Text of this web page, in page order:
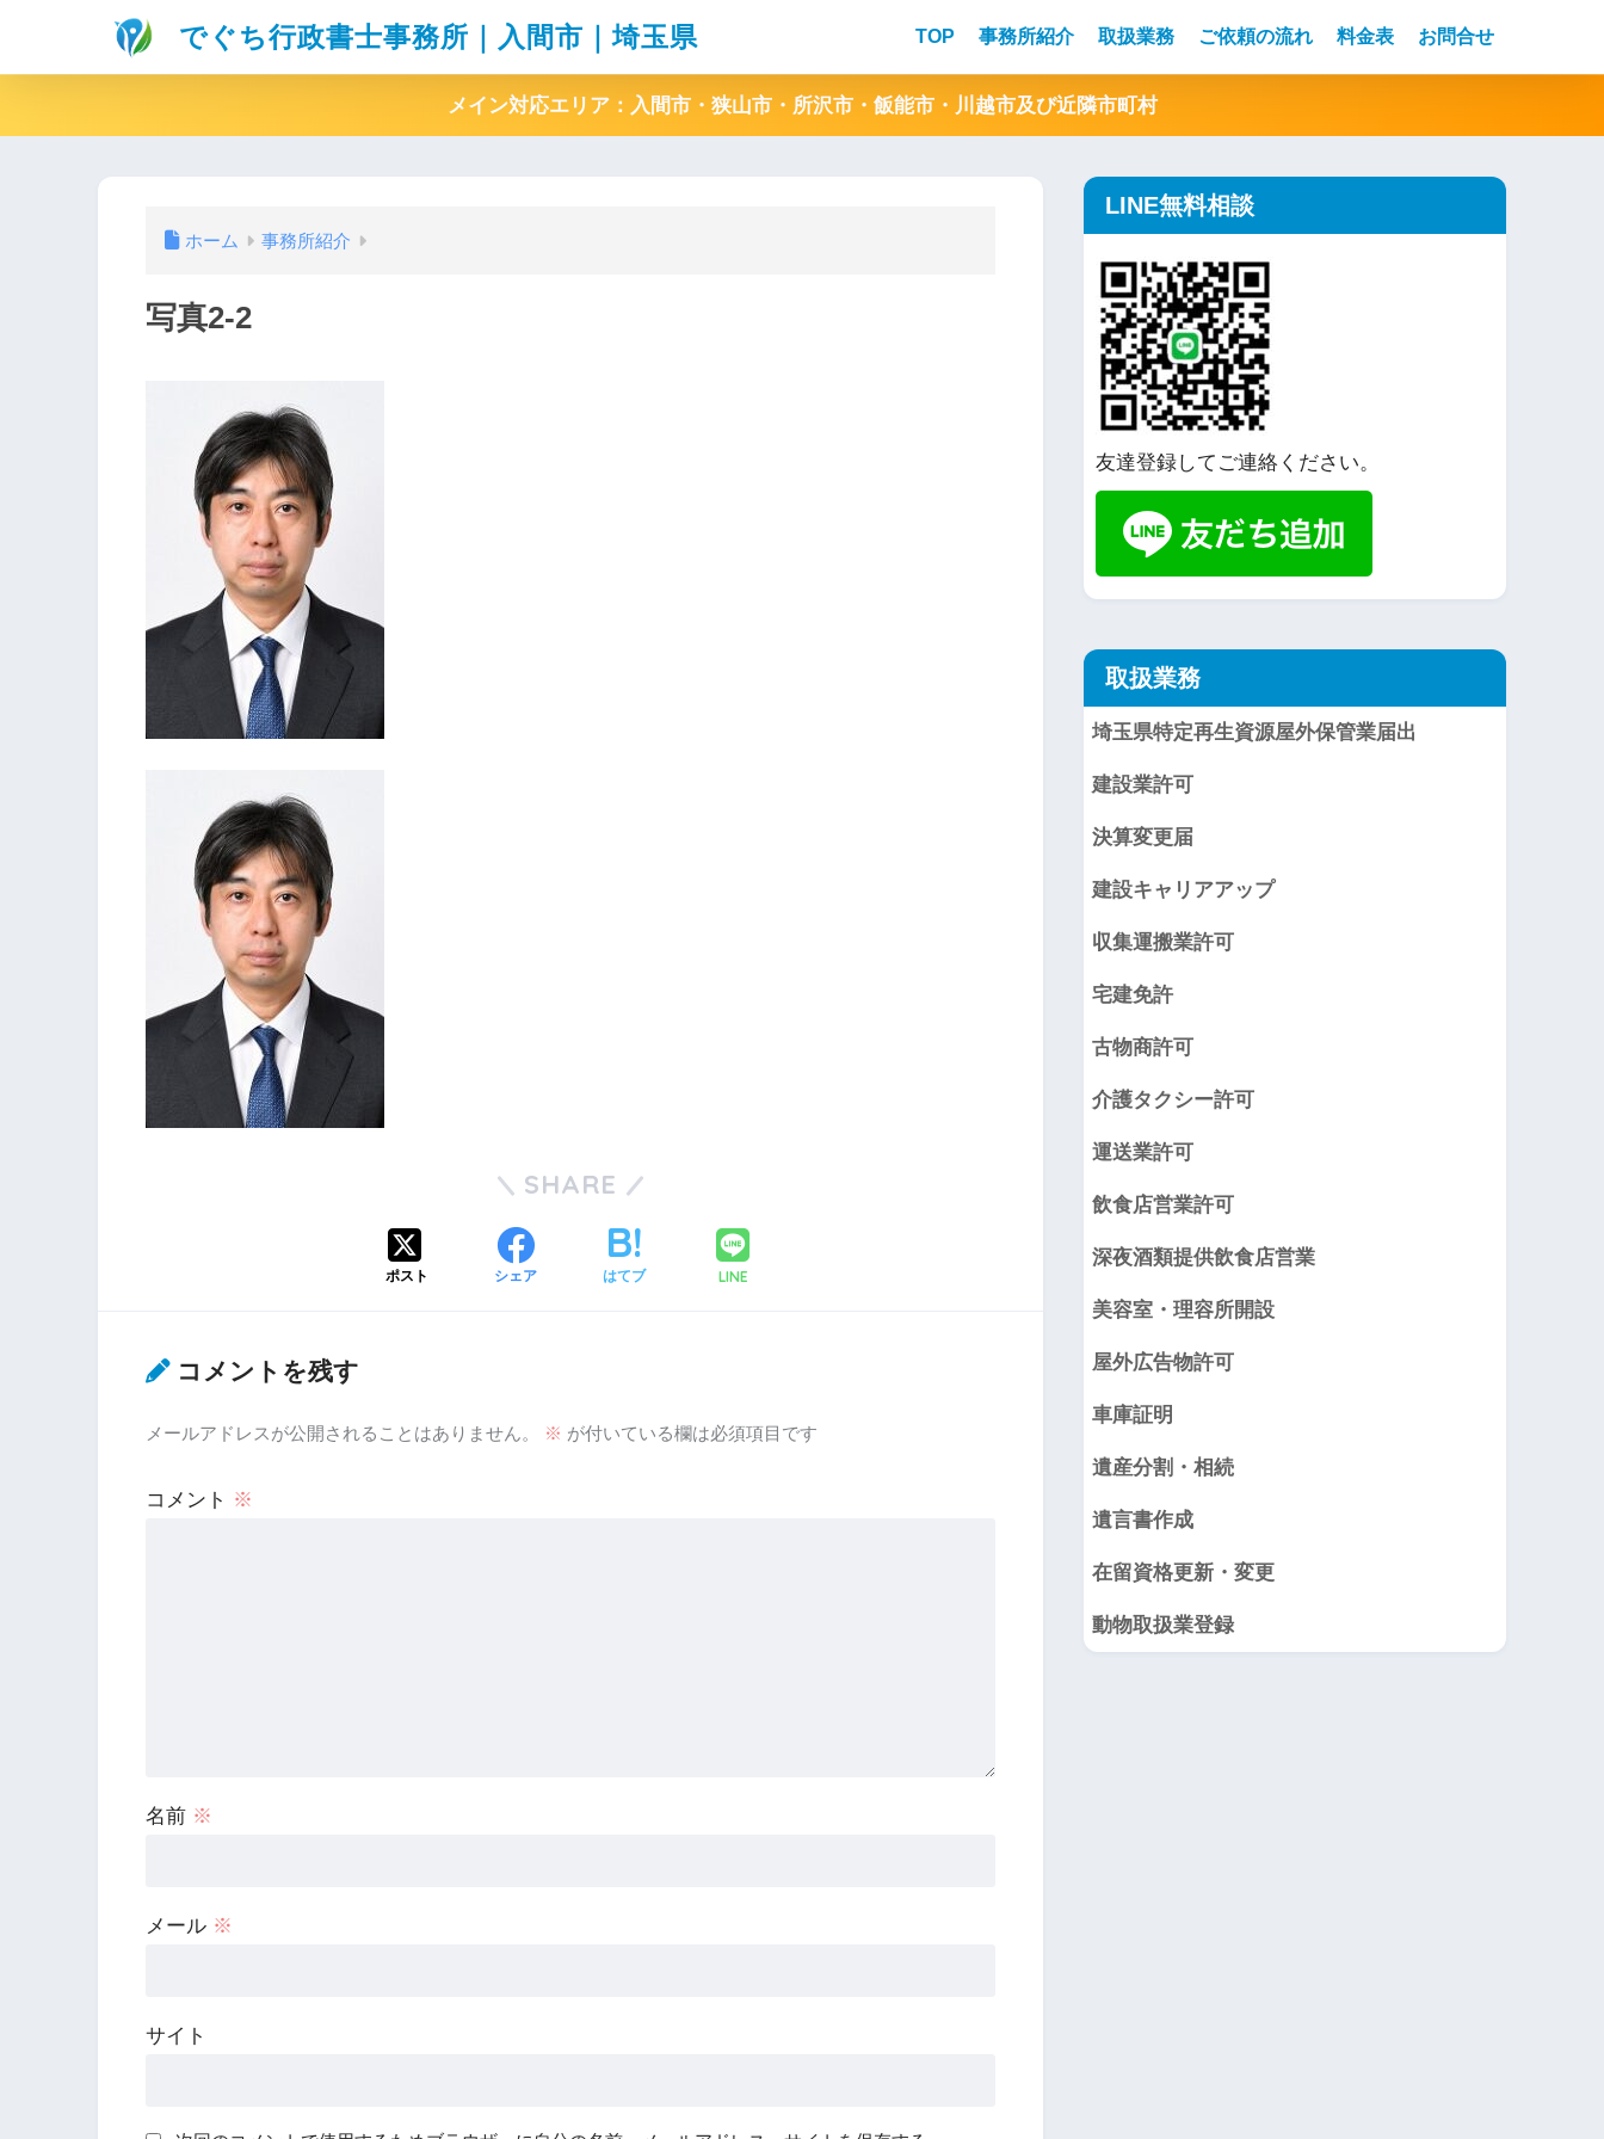
でぐち行政書士事務所｜入間市｜埼玉県 TOP 事務所紹介 取扱業務 ご依頼の流れ 料金表 お問合せ
メイン対応エリア：入間市・狭山市・所沢市・飯能市・川越市及び近隣市町村
ホーム 事務所紹介
写真2-2
SHARE
ポスト シェア はてブ LINE
コメントを残す
メールアドレスが公開されることはありません。 ※ が付いている欄は必須項目です
コメント ※
名前 ※
メール ※
サイト
LINE無料相談
友達登録してご連絡ください。
取扱業務
埼玉県特定再生資源屋外保管業届出
建設業許可
決算変更届
建設キャリアアップ
収集運搬業許可
宅建免許
古物商許可
介護タクシー許可
運送業許可
飲食店営業許可
深夜酒類提供飲食店営業
美容室・理容所開設
屋外広告物許可
車庫証明
遺産分割・相続
遺言書作成
在留資格更新・変更
動物取扱業登録